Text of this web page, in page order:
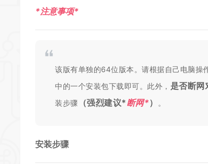
*注意事项*
该版有单独的64位版本。请根据自己电脑操
中的一个安装包下载即可。此外， 是否断网
装步骤
（强烈建议* 断网*） 。
安装步骤